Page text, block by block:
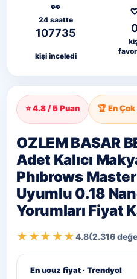
👀
24 saatte
107735
kişi inceledi
⭐ 4.8 / 5 Puan 🏆 En
OZLEM BASAR
Adet Kalıcı
Phıbrows
Uyumlu 0.18
Yorumları Fiyat
★★★★★4.8(2.316
En ucuz fiyat · Trendyol